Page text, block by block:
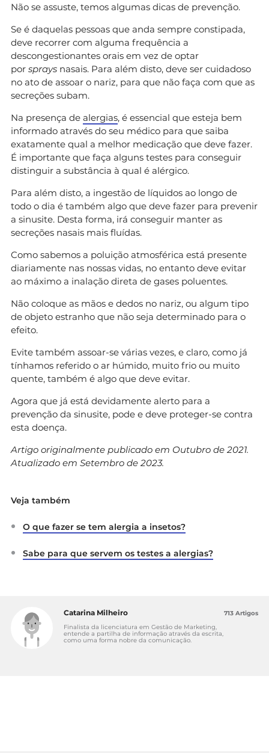
Não se assuste, temos algumas dicas de prevenção.
Se é daquelas pessoas que anda sempre constipada,
deve recorrer com alguma frequência a
descongestionantes orais em vez de optar
por sprays nasais. Para além disto, deve ser cuidadoso
no ato de assoar o nariz, para que não faça com que as
secreções subam.
Na presença de alergias, é essencial que esteja bem
informado através do seu médico para que saiba
exatamente qual a melhor medicação que deve fazer.
É importante que faça alguns testes para conseguir
distinguir a substância à qual é alérgico.
Para além disto, a ingestão de líquidos ao longo de
todo o dia é também algo que deve fazer para prevenir
a sinusite. Desta forma, irá conseguir manter as
secreções nasais mais fluídas.
Como sabemos a poluição atmosférica está presente
diariamente nas nossas vidas, no entanto deve evitar
ao máximo a inalação direta de gases poluentes.
Não coloque as mãos e dedos no nariz, ou algum tipo
de objeto estranho que não seja determinado para o
efeito.
Evite também assoar-se várias vezes, e claro, como já
tínhamos referido o ar húmido, muito frio ou muito
quente, também é algo que deve evitar.
Agora que já está devidamente alerto para a
prevenção da sinusite, pode e deve proteger-se contra
esta doença.
Artigo originalmente publicado em Outubro de 2021.
Atualizado em Setembro de 2023.
Veja também
O que fazer se tem alergia a insetos?
Sabe para que servem os testes a alergias?
Catarina Milheiro
Finalista da licenciatura em Gestão de Marketing,
entende a partilha de informação através da escrita,
como uma forma nobre da comunicação.
713 Artigos